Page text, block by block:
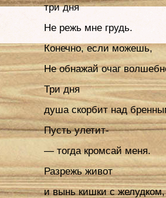
три дня
Не режь мне грудь.
Конечно, если можешь,
Не обнажай очаг
Три дня
душа скорбит над
Пусть улетит-
— тогда кромсай меня.
Разрежь живот
и вынь кишки с желудком,